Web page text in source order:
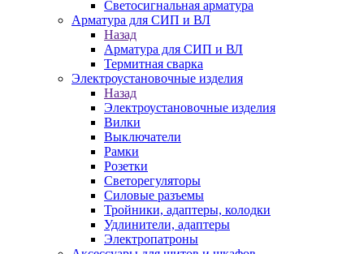
Светосигнальная арматура
Арматура для СИП и ВЛ
Назад
Арматура для СИП и ВЛ
Термитная сварка
Электроустановочные изделия
Назад
Электроустановочные изделия
Вилки
Выключатели
Рамки
Розетки
Светорегуляторы
Силовые разъемы
Тройники, адаптеры, колодки
Удлинители, адаптеры
Электропатроны